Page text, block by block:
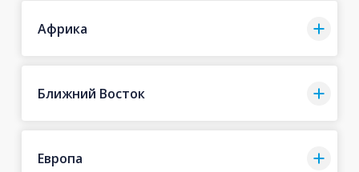
Африка
Ближний Восток
Европа